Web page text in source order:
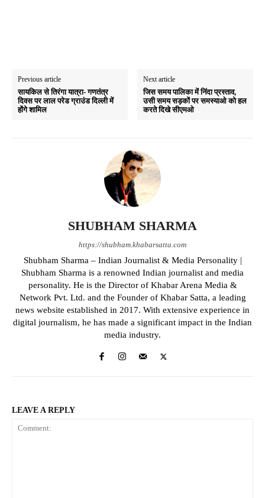
Previous article
सायकिल से तिरंगा यात्रा- गणतंत्र
दिवस पर लाल परेड ग्राउंड दिल्ली में
होंगे शामिल
Next article
जिस समय पालिका में निंदा प्रस्ताव,
उसी समय सड़कों पर समस्याओ को हल
करते दिखे सीएमओ
SHUBHAM SHARMA
https://shubham.khabarsatta.com
Shubham Sharma – Indian Journalist & Media Personality |
Shubham Sharma is a renowned Indian journalist and media
personality. He is the Director of Khabar Arena Media &
Network Pvt. Ltd. and the Founder of Khabar Satta, a leading
news website established in 2017. With extensive experience in
digital journalism, he has made a significant impact in the Indian
media industry.
LEAVE A REPLY